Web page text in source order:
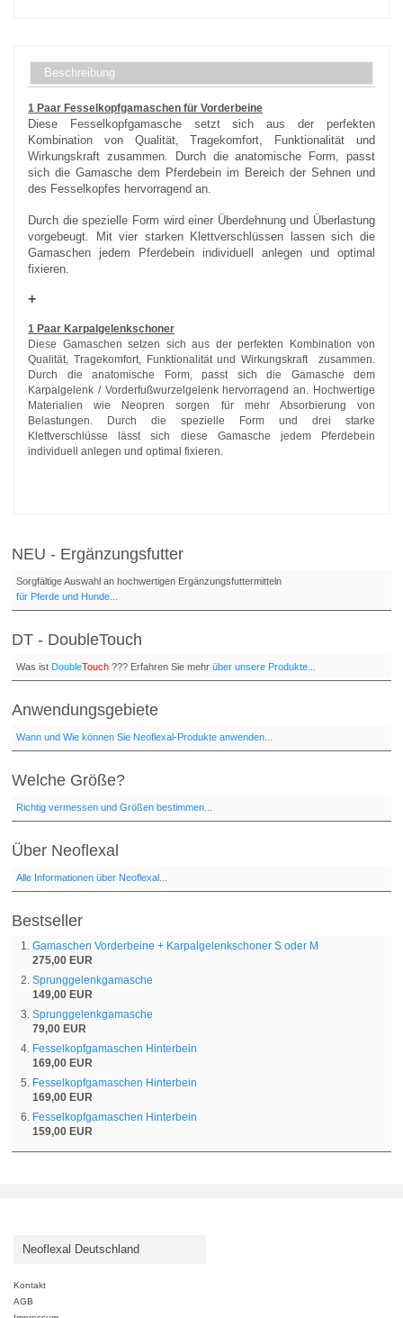
Beschreibung
1 Paar Fesselkopfgamaschen für Vorderbeine
Diese Fesselkopfgamasche setzt sich aus der perfekten
Kombination von Qualität, Tragekomfort, Funktionalität und
Wirkungskraft zusammen. Durch die anatomische Form, passt
sich die Gamasche dem Pferdebein im Bereich der Sehnen und
des Fesselkopfes hervorragend an.
Durch die spezielle Form wird einer Überdehnung und Überlastung
vorgebeugt. Mit vier starken Klettverschlüssen lassen sich die
Gamaschen jedem Pferdebein individuell anlegen und optimal
fixieren.
+
1 Paar Karpalgelenkschoner
Diese Gamaschen setzen sich aus der perfekten Kombination von
Qualität, Tragekomfort, Funktionalität und Wirkungskraft zusammen.
Durch die anatomische Form, passt sich die Gamasche dem
Karpalgelenk / Vorderfußwurzelgelenk hervorragend an. Hochwertige
Materialien wie Neopren sorgen für mehr Absorbierung von
Belastungen. Durch die spezielle Form und drei starke
Klettverschlüsse lässt sich diese Gamasche jedem Pferdebein
individuell anlegen und optimal fixieren.
NEU - Ergänzungsfutter
Sorgfältige Auswahl an hochwertigen Ergänzungsfuttermitteln
für Pferde und Hunde...
DT - DoubleTouch
Was ist DoubleTouch ??? Erfahren Sie mehr über unsere Produkte...
Anwendungsgebiete
Wann und Wie können Sie Neoflexal-Produkte anwenden...
Welche Größe?
Richtig vermessen und Größen bestimmen...
Über Neoflexal
Alle Informationen über Neoflexal...
Bestseller
Gamaschen Vorderbeine + Karpalgelenkschoner S oder M
275,00 EUR
Sprunggelenkgamasche
149,00 EUR
Sprunggelenkgamasche
79,00 EUR
Fesselkopfgamaschen Hinterbein
169,00 EUR
Fesselkopfgamaschen Hinterbein
169,00 EUR
Fesselkopfgamaschen Hinterbein
159,00 EUR
Neoflexal Deutschland
Kontakt
AGB